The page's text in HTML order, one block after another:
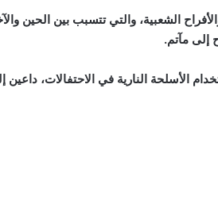
الشعبية، والتي تتسبب بين
إلى مآتم.
الأسلحة النارية في الاحتفالات،